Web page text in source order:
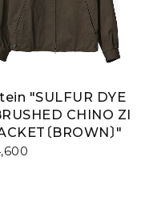
"SULFUR DYE
CHINO ZI
〔BROWN〕"